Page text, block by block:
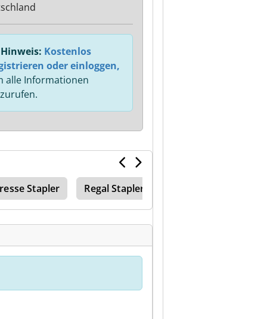
Kostenlos
oder einloggen,
alle Informationen
Stapler Regal Stapler